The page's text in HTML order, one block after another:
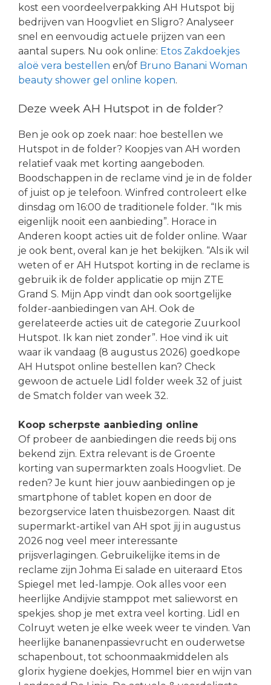
kost een voordeelverpakking AH Hutspot bij
bedrijven van Hoogvliet en Sligro? Analyseer
snel en eenvoudig actuele prijzen van een
aantal supers. Nu ook online: Etos Zakdoekjes
aloë vera bestellen en/of Bruno Banani Woman
beauty shower gel online kopen.
Deze week AH Hutspot in de folder?
Ben je ook op zoek naar: hoe bestellen we
Hutspot in de folder? Koopjes van AH worden
relatief vaak met korting aangeboden.
Boodschappen in de reclame vind je in de folder
of juist op je telefoon. Winfred controleert elke
dinsdag om 16:00 de traditionele folder. “Ik mis
eigenlijk nooit een aanbieding”. Horace in
Anderen koopt acties uit de folder online. Waar
je ook bent, overal kan je het bekijken. “Als ik wil
weten of er AH Hutspot korting in de reclame is
gebruik ik de folder applicatie op mijn ZTE
Grand S. Mijn App vindt dan ook soortgelijke
folder-aanbiedingen van AH. Ook de
gerelateerde acties uit de categorie Zuurkool
Hutspot. Ik kan niet zonder”. Hoe vind ik uit
waar ik vandaag (8 augustus 2026) goedkope
AH Hutspot online bestellen kan? Check
gewoon de actuele Lidl folder week 32 of juist
de Smatch folder van week 32.
Koop scherpste aanbieding online
Of probeer de aanbiedingen die reeds bij ons
bekend zijn. Extra relevant is de Groente
korting van supermarkten zoals Hoogvliet. De
reden? Je kunt hier jouw aanbiedingen op je
smartphone of tablet kopen en door de
bezorgservice laten thuisbezorgen. Naast dit
supermarkt-artikel van AH spot jij in augustus
2026 nog veel meer interessante
prijsverlagingen. Gebruikelijke items in de
reclame zijn Johma Ei salade en uiteraard Etos
Spiegel met led-lampje. Ook alles voor een
heerlijke Andijvie stamppot met salieworst en
spekjes. shop je met extra veel korting. Lidl en
Colruyt weten je elke week weer te vinden. Van
heerlijke bananenpassievrucht en ouderwetse
schapenbout, tot schoonmaakmiddelen als
glorix hygiene doekjes, Hommel bier en wijn van